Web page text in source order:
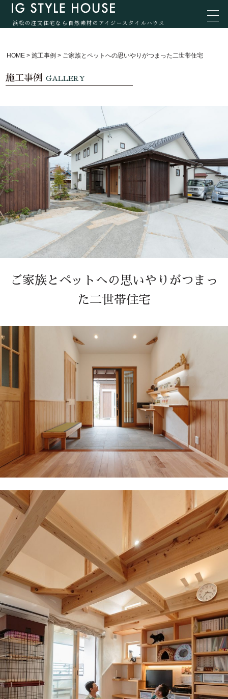
浜松の注文住宅なら自然素材のアイジースタイルハウス
HOME >施工事例 > ご家族とペットへの思いやりがつまった二世帯住宅
施工事例 GALLERY
ご家族とペットへの思いやりがつまっ
た二世帯住宅